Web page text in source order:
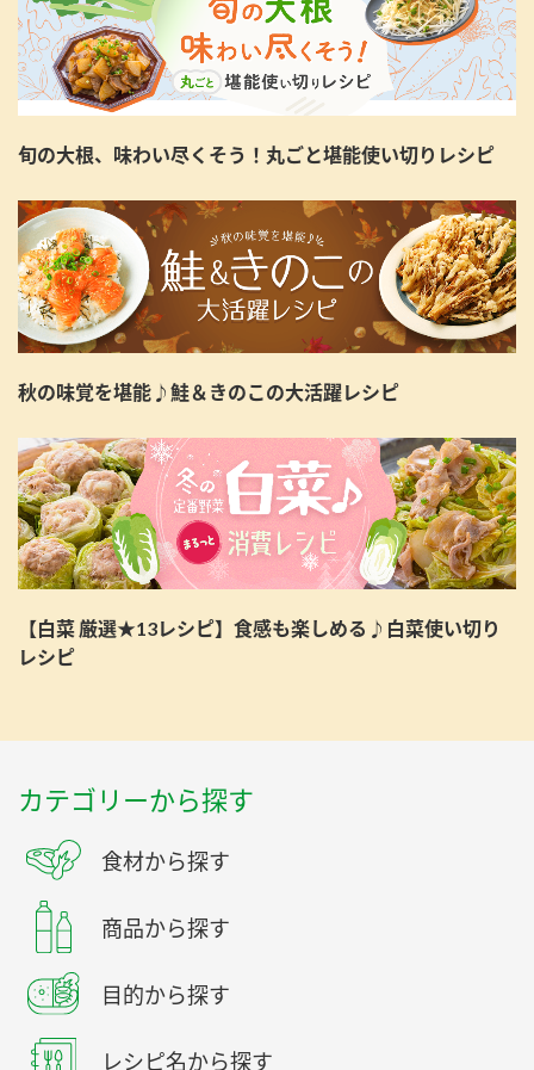
旬の大根、味わい尽くそう！丸ごと堪能使い切りレシピ
秋の味覚を堪能♪鮭＆きのこの大活躍レシピ
【白菜 厳選★13レシピ】食感も楽しめる♪白菜使い切り
レシピ
カテゴリーから探す
食材から探す
商品から探す
目的から探す
レシピ名から探す